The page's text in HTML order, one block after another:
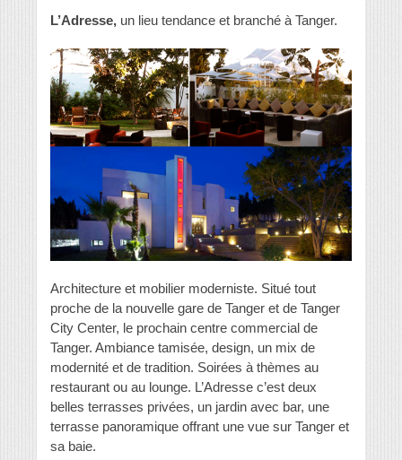
L’Adresse, un lieu tendance et branché à Tanger.
Architecture et mobilier moderniste. Situé tout
proche de la nouvelle gare de Tanger et de Tanger
City Center, le prochain centre commercial de
Tanger. Ambiance tamisée, design, un mix de
modernité et de tradition. Soirées à thèmes au
restaurant ou au lounge. L’Adresse c’est deux
belles terrasses privées, un jardin avec bar, une
terrasse panoramique offrant une vue sur Tanger et
sa baie.